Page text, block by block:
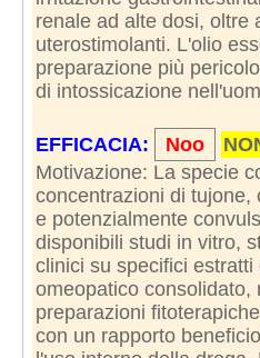
renale ad alte dosi, oltre
uterostimolanti. L'olio
preparazione più
di intossicazione
EFFICACIA: Noo
Motivazione: La specie
concentrazioni di tujone,
e potenzialmente
disponibili studi in vitro,
clinici su specifici estratti
omeopatico consolidato,
preparazioni
con un rapporto